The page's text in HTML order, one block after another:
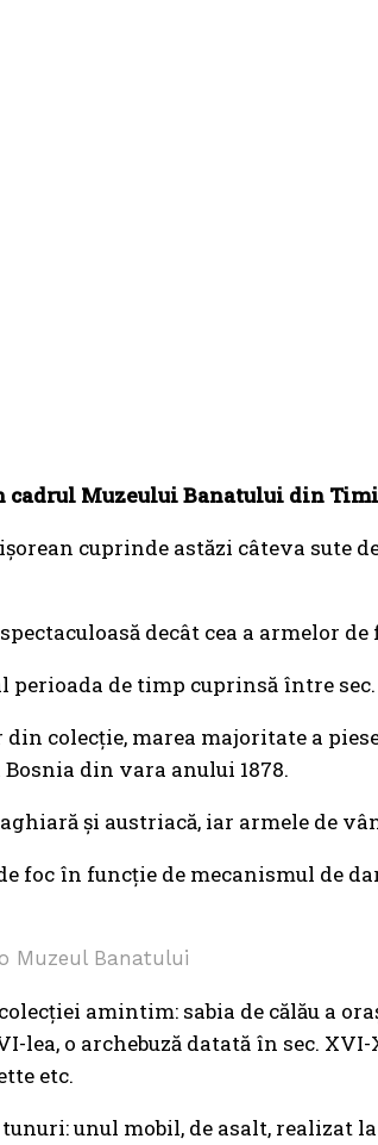
Muzeului Banatului din
cuprinde astăzi câteva sute
decât cea a armelor
perioada de timp cuprinsă între
colecţie, marea majoritate a
din vara anului 1878.
şi austriacă, iar armele de
foc în funcţie de mecanismul de
Muzeul Banatului
amintim: sabia de călău a
o archebuză datată în sec.
etc.
unul mobil, de asalt,